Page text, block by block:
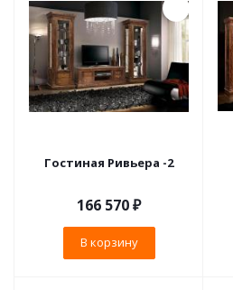
Гостиная Ривьера -2
166 570₽
В корзину